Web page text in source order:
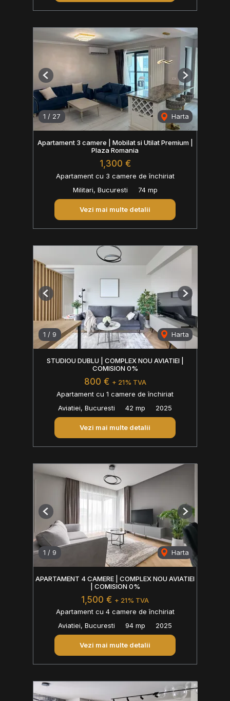
1 / 27 Harta
Previous Next
Apartament 3 camere | Mobilat si Utilat Premium |
Plaza Romania
1,300 €
Apartament cu 3 camere de închiriat
Militari, Bucuresti
74 mp
Vezi mai multe detalii
1 / 9 Harta
Previous Next
STUDIOU DUBLU | COMPLEX NOU AVIATIEI |
COMISION 0%
800 € + 21% TVA
Apartament cu 1 camere de închiriat
Aviatiei, Bucuresti
42 mp 2025
Vezi mai multe detalii
1 / 9 Harta
Previous Next
APARTAMENT 4 CAMERE | COMPLEX NOU AVIATIEI
| COMISION 0%
1,500 € + 21% TVA
Apartament cu 4 camere de închiriat
Aviatiei, Bucuresti
94 mp 2025
Vezi mai multe detalii